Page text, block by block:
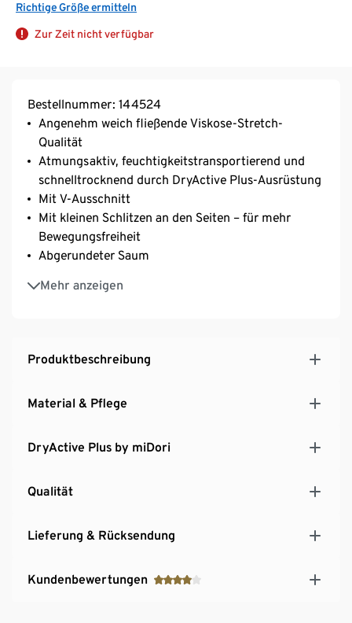
Richtige Größe ermitteln
Zur Zeit nicht verfügbar
Bestellnummer: 144524
Angenehm weich fließende Viskose-Stretch-
Qualität
Atmungsaktiv, feuchtigkeitstransportierend und
schnelltrocknend durch DryActive Plus-Ausrüstung
Mit V-Ausschnitt
Mit kleinen Schlitzen an den Seiten – für mehr
Bewegungsfreiheit
Abgerundeter Saum
Mehr anzeigen
Ärmellose Damenshirts mit lockerer Passform –
ideal für viele Sport- und Freizeitaktivitäten
Produktbeschreibung
Material & Pflege
DryActive Plus by miDori
Qualität
Lieferung & Rücksendung
Kundenbewertungen